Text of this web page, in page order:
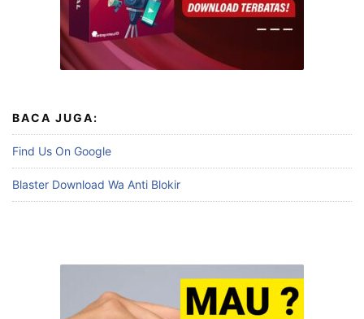
BACA JUGA:
Find Us On Google
Blaster Download Wa Anti Blokir